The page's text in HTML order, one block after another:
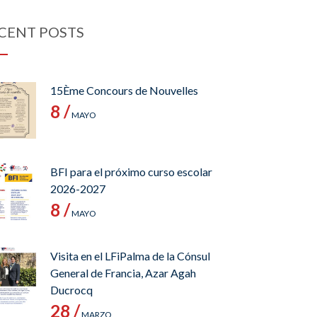
POSTS
15Ème Concours de Nouvelles
8 /MAYO
BFI para el próximo curso escolar
2026-2027
8 /MAYO
Visita en el LFiPalma de la Cónsul
General de Francia, Azar Agah
Ducrocq
28 /MARZO